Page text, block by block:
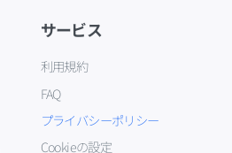
サービス
利用規約
FAQ
プライバシーポリシー
Cookieの設定